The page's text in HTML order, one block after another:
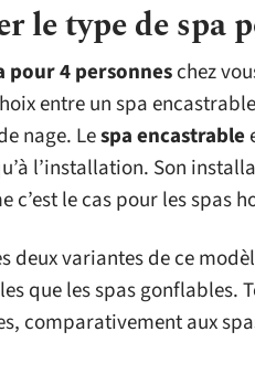
le type de spa
pour 4 personneschez
entre un spa
nage. Lespa encastrable
l’installation. Son
c’est le cas pour les spas
deux variantes de ce
que les spas gonflables.
comparativement aux